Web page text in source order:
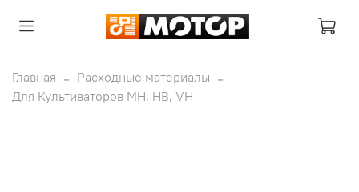
Главная
Расходные материалы
Для Культиваторов MH, HB, VH